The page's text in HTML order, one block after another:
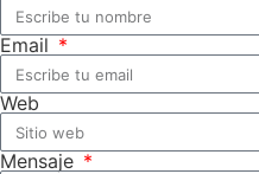
Email
Web
Mensaje